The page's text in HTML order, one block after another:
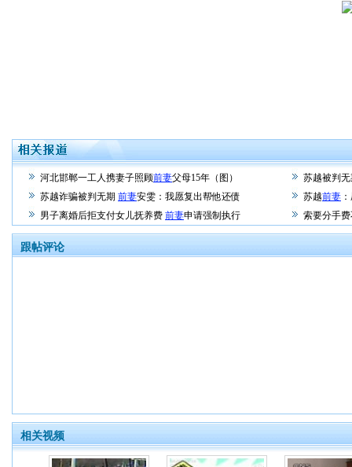
河北邯郸一工人携妻子照顾前妻父母15年（图）
苏越被判
苏越诈骗被判无期 前妻安雯：我愿复出帮他还债 苏越前妻
男子离婚后拒支付女儿抚养费 前妻申请强制执行 索要分手
跟帖评论
相关视频